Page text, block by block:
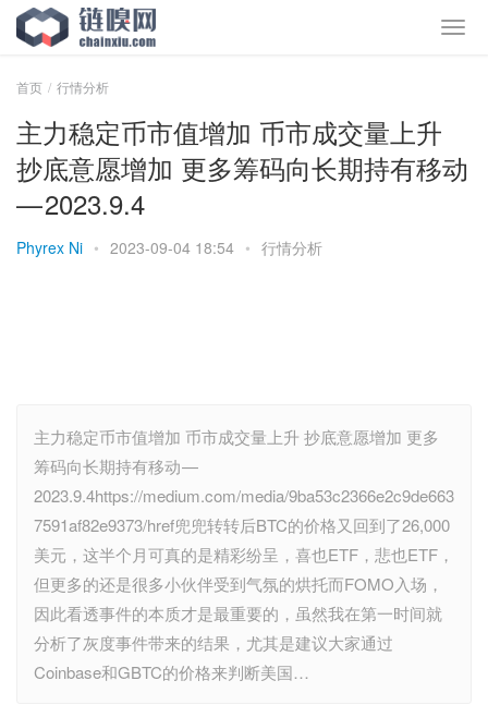
首页 行情分析
主力稳定币市值增加 币市成交量上升
抄底意愿增加 更多筹码向长期持有移动
— 2023.9.4
Phyrex Ni • 2023-09-04 18:54 • 行情分析
主力稳定币市值增加 币市成交量上升 抄底意愿增加 更多
筹码向长期持有移动 —
2023.9.4https://medium.com/media/9ba53c2366e2c9de663
7591af82e9373/href兜兜转转后BTC的价格又回到了26,000
美元，这半个月可真的是精彩纷呈，喜也ETF，悲也ETF，
但更多的还是很多小伙伴受到气氛的烘托而FOMO入场，
因此看透事件的本质才是最重要的，虽然我在第一时间就
分析了灰度事件带来的结果，尤其是建议大家通过
Coinbase和GBTC的价格来判断美国…